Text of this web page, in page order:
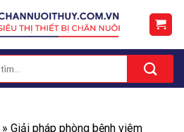
» Giải pháp phòng bệnh viêm